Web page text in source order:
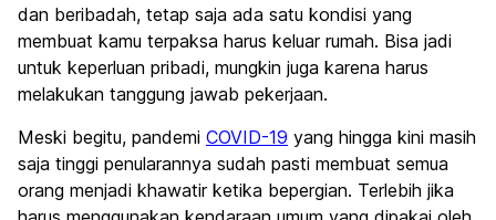
dan beribadah, tetap saja ada satu kondisi yang
membuat kamu terpaksa harus keluar rumah. Bisa jadi
untuk keperluan pribadi, mungkin juga karena harus
melakukan tanggung jawab pekerjaan.
Meski begitu, pandemi COVID-19 yang hingga kini masih
saja tinggi penularannya sudah pasti membuat semua
orang menjadi khawatir ketika bepergian. Terlebih jika